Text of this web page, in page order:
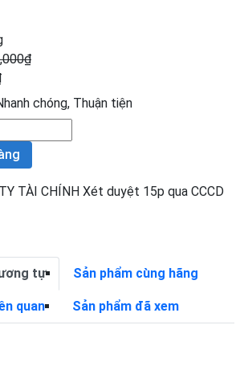
₫
chóng, Thuận tiện
TÀI CHÍNH Xét duyệt 15p qua CCCD
tự
Sản phẩm cùng hãng
quan Sản phẩm đã xem